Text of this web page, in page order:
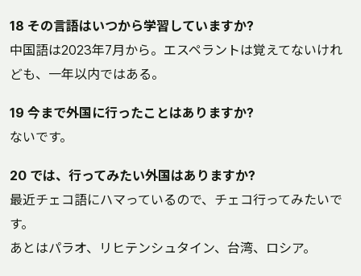
18 その言語はいつから学習していますか?
中国語は2023年7月から。エスペラントは覚えてないけれ
ども、一年以内ではある。
19 今まで外国に行ったことはありますか?
ないです。
20 では、行ってみたい外国はありますか?
最近チェコ語にハマっているので、チェコ行ってみたいで
す。
あとはパラオ、リヒテンシュタイン、台湾、ロシア。